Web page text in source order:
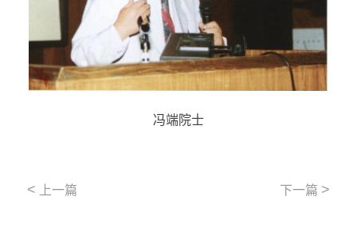
冯端院士
< 上一篇 下一篇 >